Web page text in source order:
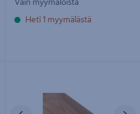
Heti 1 myymälästä
Seuraava